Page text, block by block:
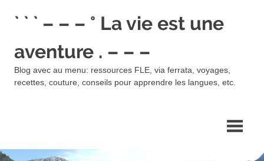
` ` ` – – – ° La vie est une
aventure . – – –
Blog avec au menu: ressources FLE, via ferrata, voyages,
recettes, couture, conseils pour apprendre les langues, etc.